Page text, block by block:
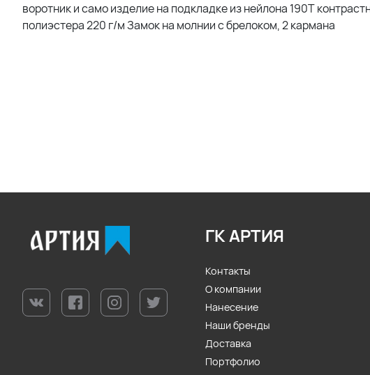
воротник и само изделие на подкладке из нейлона 190T
полиэстера 220 г/м Замок на молнии с брелоком, 2 кармана
ГК АРТИЯ
Контакты
О компании
Нанесение
Наши бренды
Доставка
Портфолио